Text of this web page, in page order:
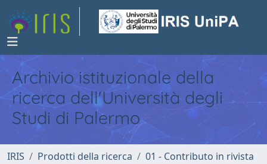
Archivio istituzionale della
ricerca dell'Università degli
Studi di Palermo
IRIS Prodotti della ricerca
01 - Contributo in rivista